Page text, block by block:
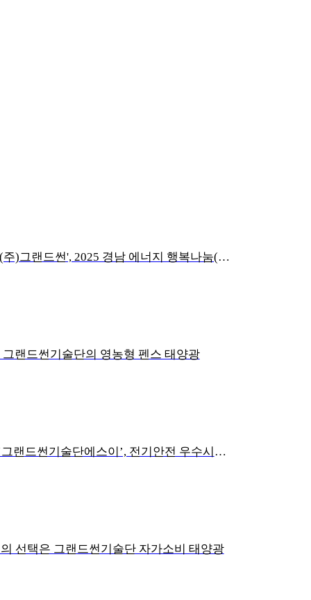
그랜드썬기술단 계열사 '(주)그랜드썬', 2025 경남 에너지 행복나눔(ESG) 사업 참여
랜드썬기술단의 영농형 펜스 태양광
그랜드썬기술단 계열사 ‘그랜드썬기술단에스이’, 전기안전 우수시공업체 감사장 수상
선택은 그랜드썬기술단 자가소비 태양광